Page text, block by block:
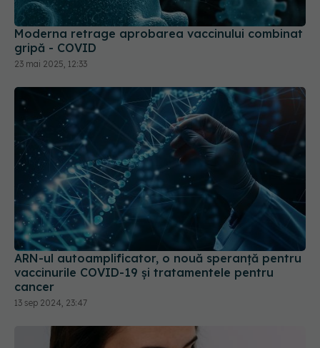
23 mai 2025, 12:33
ARN-ul autoamplificator, o nouă speranță pentru
vaccinurile COVID-19 și tratamentele pentru
cancer
13 sep 2024, 23:47